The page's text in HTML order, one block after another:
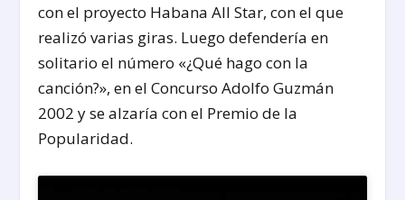
con el proyecto Habana All Star, con el que
realizó varias giras. Luego defendería en
solitario el número «¿Qué hago con la
canción?», en el Concurso Adolfo Guzmán
2002 y se alzaría con el Premio de la
Popularidad.